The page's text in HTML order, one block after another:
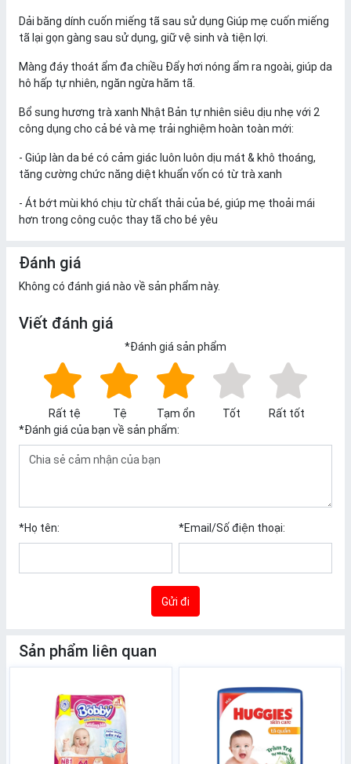
Dải băng dính cuốn miếng tã sau sử dụng Giúp mẹ cuốn miếng
tã lại gọn gàng sau sử dụng, giữ vệ sinh và tiện lợi.
Màng đáy thoát ẩm đa chiều Đẩy hơi nóng ẩm ra ngoài, giúp da
hô hấp tự nhiên, ngăn ngừa hăm tã.
Bổ sung hương trà xanh Nhật Bản tự nhiên siêu dịu nhẹ với 2
công dụng cho cả bé và mẹ trải nghiệm hoàn toàn mới:
- Giúp làn da bé có cảm giác luôn luôn dịu mát & khô thoáng,
tăng cường chức năng diệt khuẩn vốn có từ trà xanh
- Át bớt mùi khó chịu từ chất thải của bé, giúp mẹ thoải mái
hơn trong công cuộc thay tã cho bé yêu
Đánh giá
Không có đánh giá nào về sản phẩm này.
Viết đánh giá
*Đánh giá sản phẩm
Rất tệ Tệ Tạm ổn Tốt
Rất tốt
*Đánh giá của bạn về sản phẩm:
*Họ tên: *Email/Số điện thoại:
Gửi đi
Sản phẩm liên quan